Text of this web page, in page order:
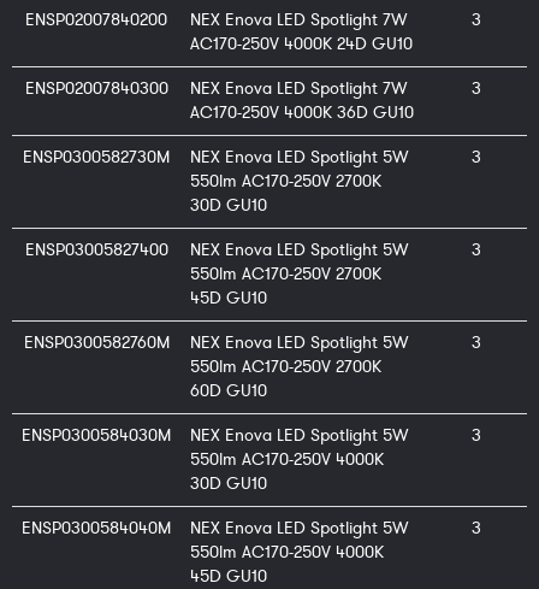
ENSP02007840200
NEX Enova LED Spotlight 7W
AC170-250V 4000K 24D GU10
3
ENSP02007840300
NEX Enova LED Spotlight 7W
AC170-250V 4000K 36D GU10
3
ENSP0300582730M
NEX Enova LED Spotlight 5W
550lm AC170-250V 2700K
30D GU10
3
ENSP03005827400
NEX Enova LED Spotlight 5W
550lm AC170-250V 2700K
45D GU10
3
ENSP0300582760M
NEX Enova LED Spotlight 5W
550lm AC170-250V 2700K
60D GU10
3
ENSP0300584030M
NEX Enova LED Spotlight 5W
550lm AC170-250V 4000K
30D GU10
3
ENSP0300584040M
NEX Enova LED Spotlight 5W
550lm AC170-250V 4000K
45D GU10
3